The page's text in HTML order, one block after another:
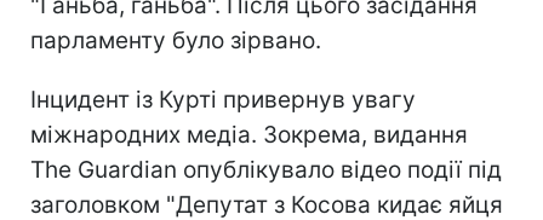
парламенту було зірвано.
Інцидент із Курті привернув увагу
міжнародних медіа. Зокрема, видання
The Guardian опублікувало відео події під
заголовком "Депутат з Косова кидає яйця